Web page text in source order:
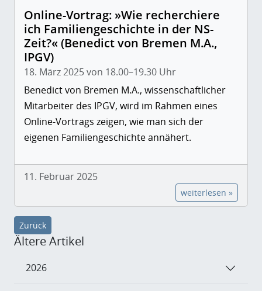
Online-Vortrag: »Wie recherchiere
ich Familiengeschichte in der NS-
Zeit?« (Benedict von Bremen M.A.,
IPGV)
18. März 2025 von 18.00–19.30 Uhr
Benedict von Bremen M.A., wissenschaftlicher
Mitarbeiter des IPGV, wird im Rahmen eines
Online-Vortrags zeigen, wie man sich der
eigenen Familiengeschichte annähert.
11. Februar 2025
weiterlesen »
Zurück
Ältere Artikel
2026